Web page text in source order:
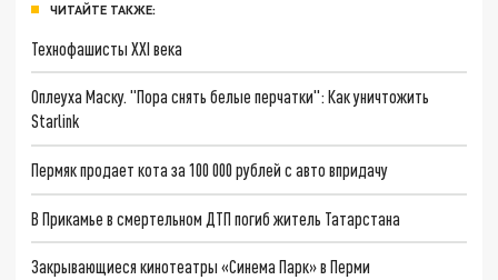
ЧИТАЙТЕ ТАКЖЕ:
Технофашисты XXI века
Оплеуха Маску. "Пора снять белые перчатки": Как уничтожить
Starlink
Пермяк продает кота за 100 000 рублей с авто впридачу
В Прикамье в смертельном ДТП погиб житель Татарстана
Закрывающиеся кинотеатры «Синема Парк» в Перми